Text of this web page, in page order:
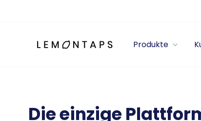
Produkte
Die einzige